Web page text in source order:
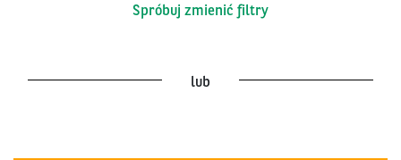
Spróbuj zmienić filtry
lub